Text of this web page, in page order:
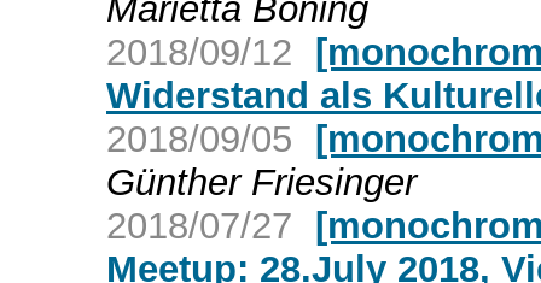
Marietta Böning
2018/09/12
Widerstand als
2018/09/05
Günther Friesinger
2018/07/27
Meetup: 28.July 2018,